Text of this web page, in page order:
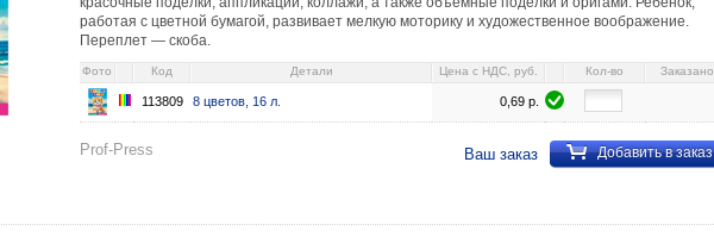
работая с цветной бумагой, развивает мелкую моторику и художественное воображение.
Переплет — скоба.
Фото Код Детали Цена c НДС, руб. Кол-во Заказано
113809 8 цветов, 16 л. 0,69 р.
Prof-Press Ваш заказ Добавить в заказ